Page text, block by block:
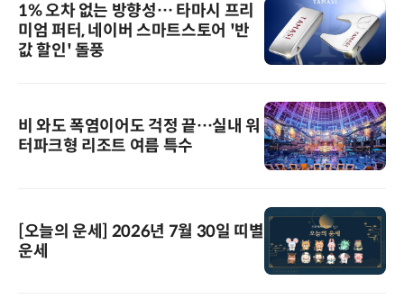
1% 오차 없는 방향성… 타마시 프리
미엄 퍼터, 네이버 스마트스토어 '반
값 할인' 돌풍
비 와도 폭염이어도 걱정 끝…실내 워
터파크형 리조트 여름 특수
[오늘의 운세] 2026년 7월 30일 띠별
운세